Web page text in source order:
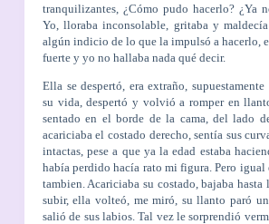
tranquilizantes, ¿Cómo pudo hacerlo? ¿Ya
Yo, lloraba inconsolable, gritaba y maldecía
algún indicio de lo que la impulsó a hacerlo,
fuerte y yo no hallaba nada qué decir.
Ella se despertó, era extraño,
su vida, despertó y volvió a romper en
sentado en el borde de la cama, del lado
acariciaba el costado derecho, sentía sus
intactas, pese a que ya la edad estaba
había perdido hacía rato mi figura. Pero igual
tambien. Acariciaba su costado, bajaba
subir, ella volteó, me miró, su llanto paró
salió de sus labios. Tal vez le sorprendió